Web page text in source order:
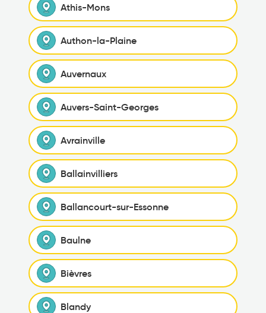
Athis-Mons
Authon-la-Plaine
Auvernaux
Auvers-Saint-Georges
Avrainville
Ballainvilliers
Ballancourt-sur-Essonne
Baulne
Bièvres
Blandy